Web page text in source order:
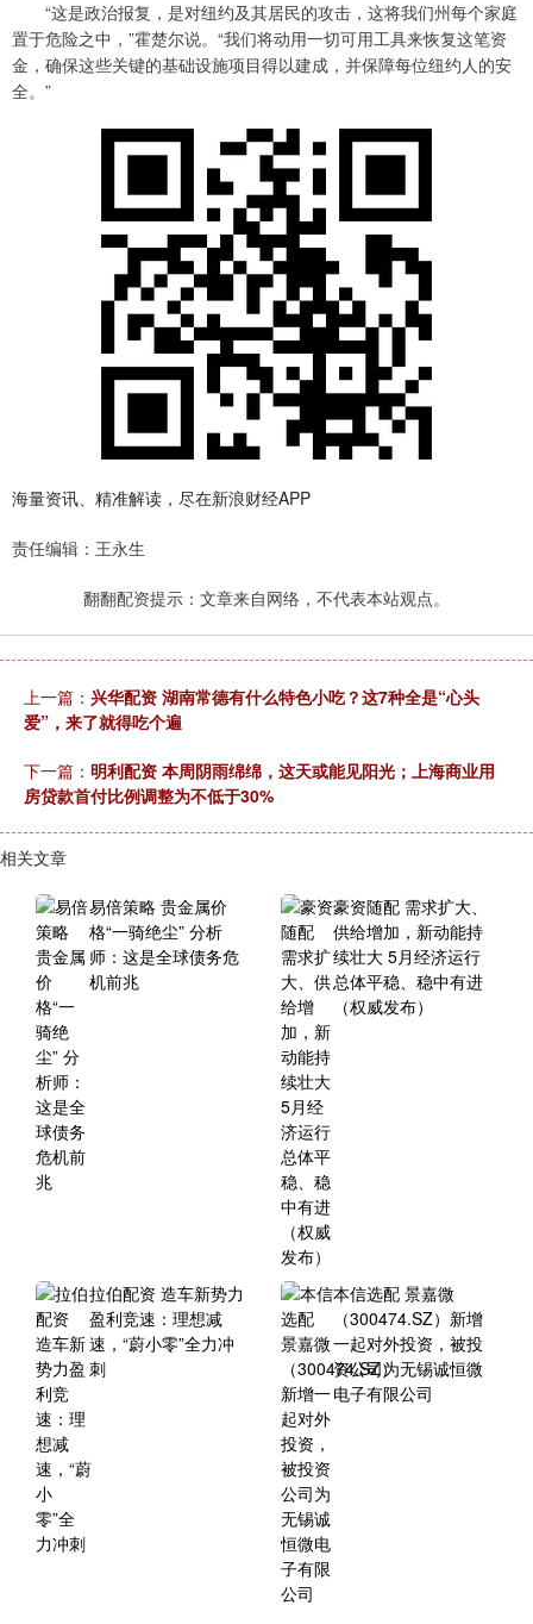
“这是政治报复，是对纽约及其居民的攻击，这将我们州每个家庭
置于危险之中，”霍楚尔说。“我们将动用一切可用工具来恢复这笔资
金，确保这些关键的基础设施项目得以建成，并保障每位纽约人的安
全。”
海量资讯、精准解读，尽在新浪财经APP
责任编辑：王永生
翻翻配资提示：文章来自网络，不代表本站观点。
上一篇： 兴华配资 湖南常德有什么特色小吃？这7种全是“心头
爱”，来了就得吃个遍
下一篇： 明利配资 本周阴雨绵绵，这天或能见阳光；上海商业用
房贷款首付比例调整为不低于30%
相关文章
易倍策略 贵金属价
格“一骑绝尘” 分析
师：这是全球债务危
机前兆
豪资随配 需求扩大、
供给增加，新动能持
续壮大 5月经济运行
总体平稳、稳中有进
（权威发布）
拉伯配资 造车新势力
盈利竞速：理想减
速，“蔚小零”全力冲
刺
本信选配 景嘉微
（300474.SZ）新增
一起对外投资，被投
资公司为无锡诚恒微
电子有限公司